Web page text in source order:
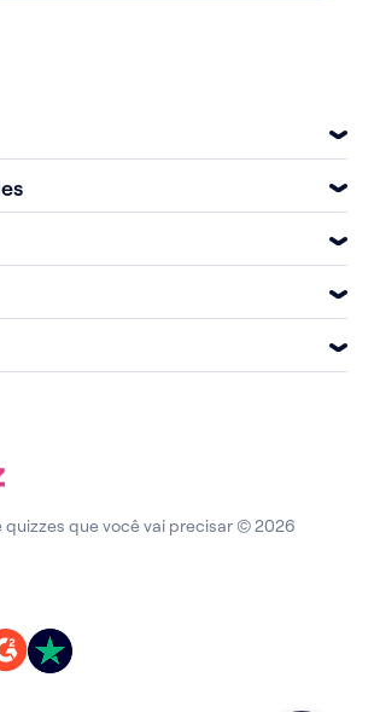
quizzes que você vai precisar © 2026